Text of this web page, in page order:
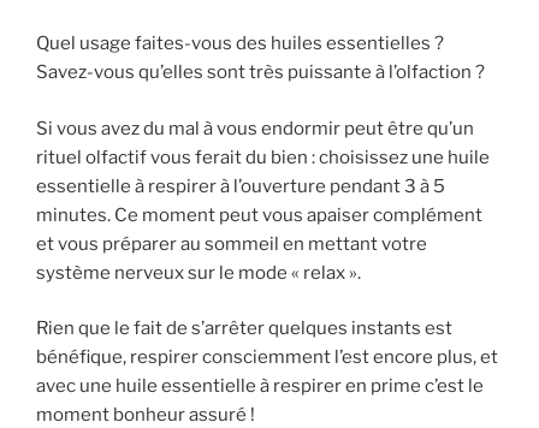
Quel usage faites-vous des huiles essentielles ?
Savez-vous qu’elles sont très puissante à l’olfaction ?
Si vous avez du mal à vous endormir peut être qu’un
rituel olfactif vous ferait du bien : choisissez une huile
essentielle à respirer à l’ouverture pendant 3 à 5
minutes. Ce moment peut vous apaiser complément
et vous préparer au sommeil en mettant votre
système nerveux sur le mode « relax ».
Rien que le fait de s’arrêter quelques instants est
bénéfique, respirer consciemment l’est encore plus, et
avec une huile essentielle à respirer en prime c’est le
moment bonheur assuré !